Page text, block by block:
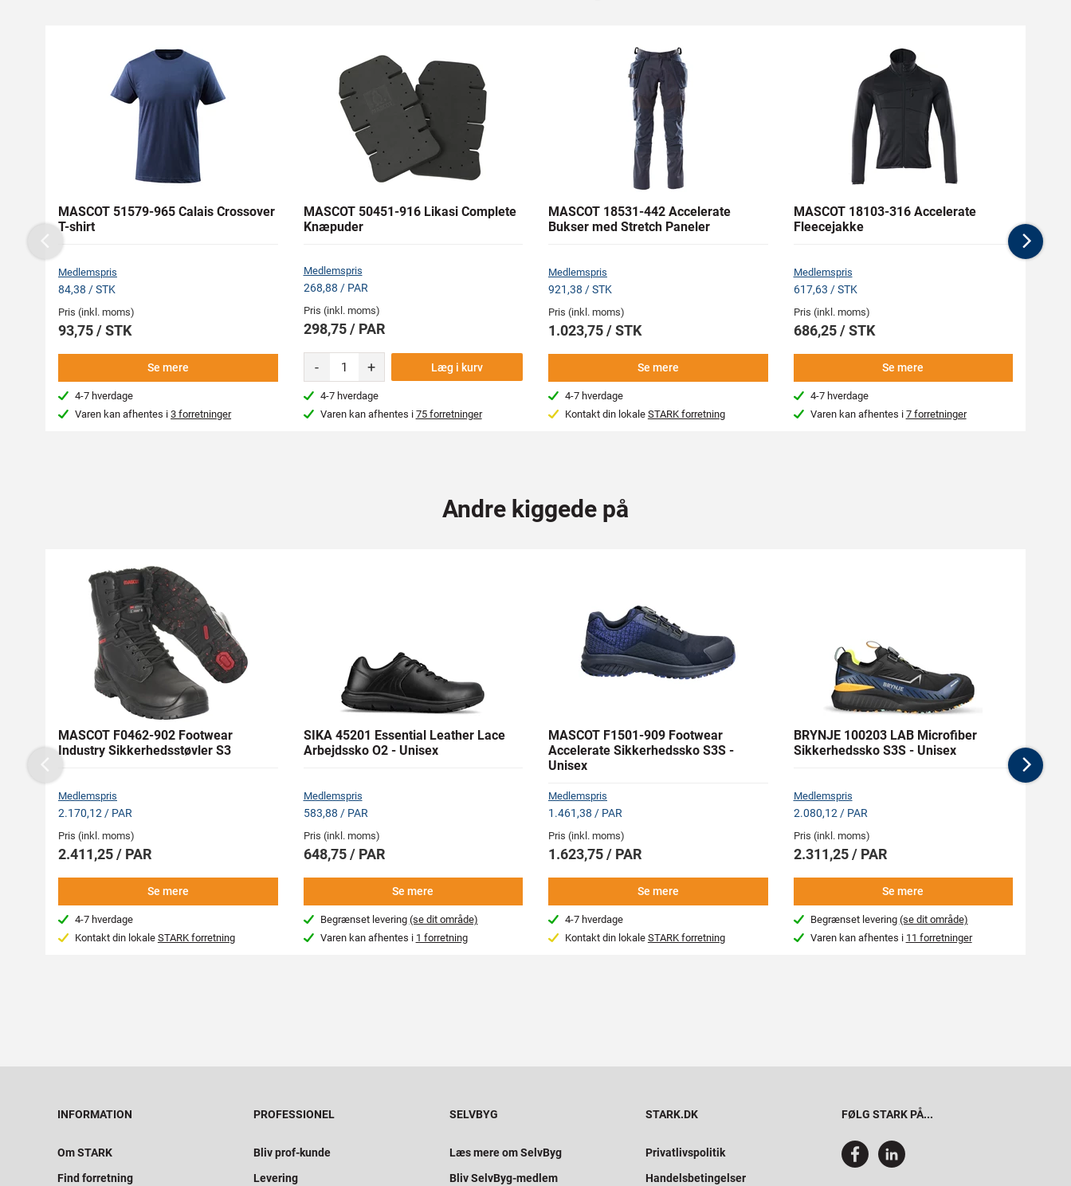
MASCOT 51579-965 Calais Crossover
T-shirt
Medlemspris
84,38 / STK
Pris (inkl. moms)
93,75 / STK
Se mere
4-7 hverdage
Varen kan afhentes i3 forretninger
MASCOT 50451-916 Likasi Complete
Knæpuder
Medlemspris
268,88 / PAR
Pris (inkl. moms)
298,75 / PAR
- + Læg i kurv
4-7 hverdage
Varen kan afhentes i 75 forretninger
MASCOT 18531-442 Accelerate
Bukser med Stretch Paneler
Medlemspris
921,38 / STK
Pris (inkl. moms)
1.023,75 / STK
Se mere
4-7 hverdage
Kontakt din lokale STARK forretning
MASCOT 18103-316 Accelerate
Fleecejakke
Medlemspris
617,63 / STK
Pris (inkl. moms)
686,25 / STK
Se mere
4-7 hverdage
Varen kan afhentes i 7 forretninger
Previous
Andre kiggede på
MASCOT F0462-902 Footwear
Industry Sikkerhedsstøvler S3
Medlemspris
2.170,12 / PAR
Pris (inkl. moms)
2.411,25 / PAR
Se mere
4-7 hverdage
Kontakt din lokale STARK forretning
SIKA 45201 Essential Leather Lace
Arbejdssko O2 - Unisex
Medlemspris
583,88 / PAR
Pris (inkl. moms)
648,75 / PAR
Se mere
Begrænset levering (se dit område)
Varen kan afhentes i 1 forretning
MASCOT F1501-909 Footwear
Accelerate Sikkerhedssko S3S -
Unisex
Medlemspris
1.461,38 / PAR
Pris (inkl. moms)
1.623,75 / PAR
Se mere
4-7 hverdage
Kontakt din lokale STARK forretning
BRYNJE 100203 LAB Microfiber
Sikkerhedssko S3S - Unisex
Medlemspris
2.080,12 / PAR
Pris (inkl. moms)
2.311,25 / PAR
Se mere
Begrænset levering (se dit område)
Varen kan afhentes i 11 forretninger
Previous
INFORMATION
Om STARK
Find forretning
PROFESSIONEL
Bliv prof-kunde
Levering
SELVBYG
Læs mere om SelvByg
Bliv SelvByg-medlem
STARK.DK
Privatlivspolitik
Handelsbetingelser
FØLG STARK PÅ...